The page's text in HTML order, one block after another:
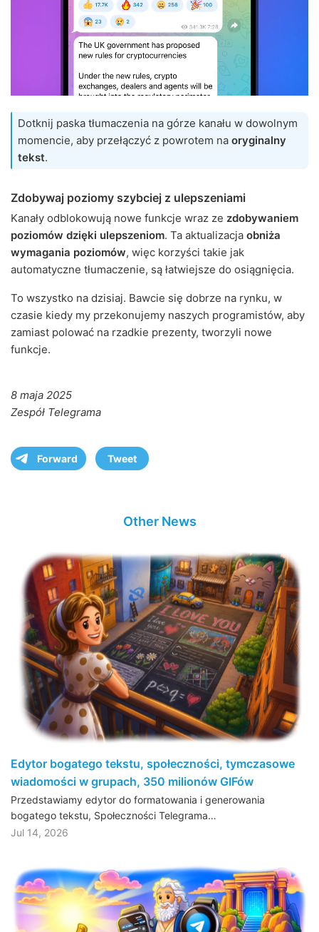
Dotknij paska tłumaczenia na górze kanału w dowolnym
momencie, aby przełączyć z powrotem na oryginalny
tekst.
Zdobywaj poziomy szybciej z ulepszeniami
Kanały odblokowują nowe funkcje wraz ze zdobywaniem
poziomów dzięki ulepszeniom. Ta aktualizacja obniża
wymagania poziomów, więc korzyści takie jak
automatyczne tłumaczenie, są łatwiejsze do osiągnięcia.
To wszystko na dzisiaj. Bawcie się dobrze na rynku, w
czasie kiedy my przekonujemy naszych programistów, aby
zamiast polować na rzadkie prezenty, tworzyli nowe
funkcje.
8 maja 2025
Zespół Telegrama
Forward Tweet
Other News
Edytor bogatego tekstu, społeczności, tymczasowe
wiadomości w grupach, 350 milionów GIFów
Przedstawiamy edytor do formatowania i generowania
bogatego tekstu, Społeczności Telegrama…
Jul 14, 2026